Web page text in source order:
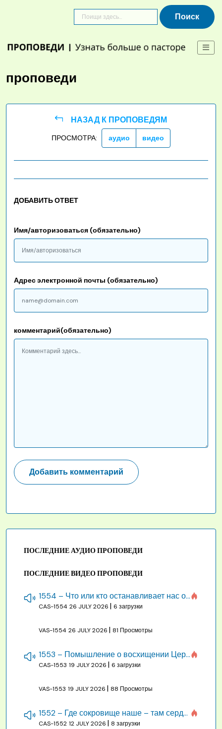
проповеди
НАЗАД К ПРОПОВЕДЯМ
ПРОСМОТРА: аудио видео
ДОБАВИТЬ ОТВЕТ
комментарий(обязательно)
Имя/авторизоваться (обязательно)
Адрес электронной почты (обязательно)
ПОСЛЕДНИЕ АУДИО ПРОПОВЕДИ
ПОСЛЕДНИЕ ВИДЕО ПРОПОВЕДИ
1554 – Что или кто останавливает нас от созидания строения Божия
CAS-1554 26 JULY 2026 | 6 загрузки
VAS-1554 26 JULY 2026 | 81 Просмотры
1553 – Помышление о восхищении Церкви на бракосочетании, во всякое время
CAS-1553 19 JULY 2026 | 6 загрузки
VAS-1553 19 JULY 2026 | 88 Просмотры
1552 – Где сокровище наше – там сердце, там помышления
CAS-1552 12 JULY 2026 | 8 загрузки